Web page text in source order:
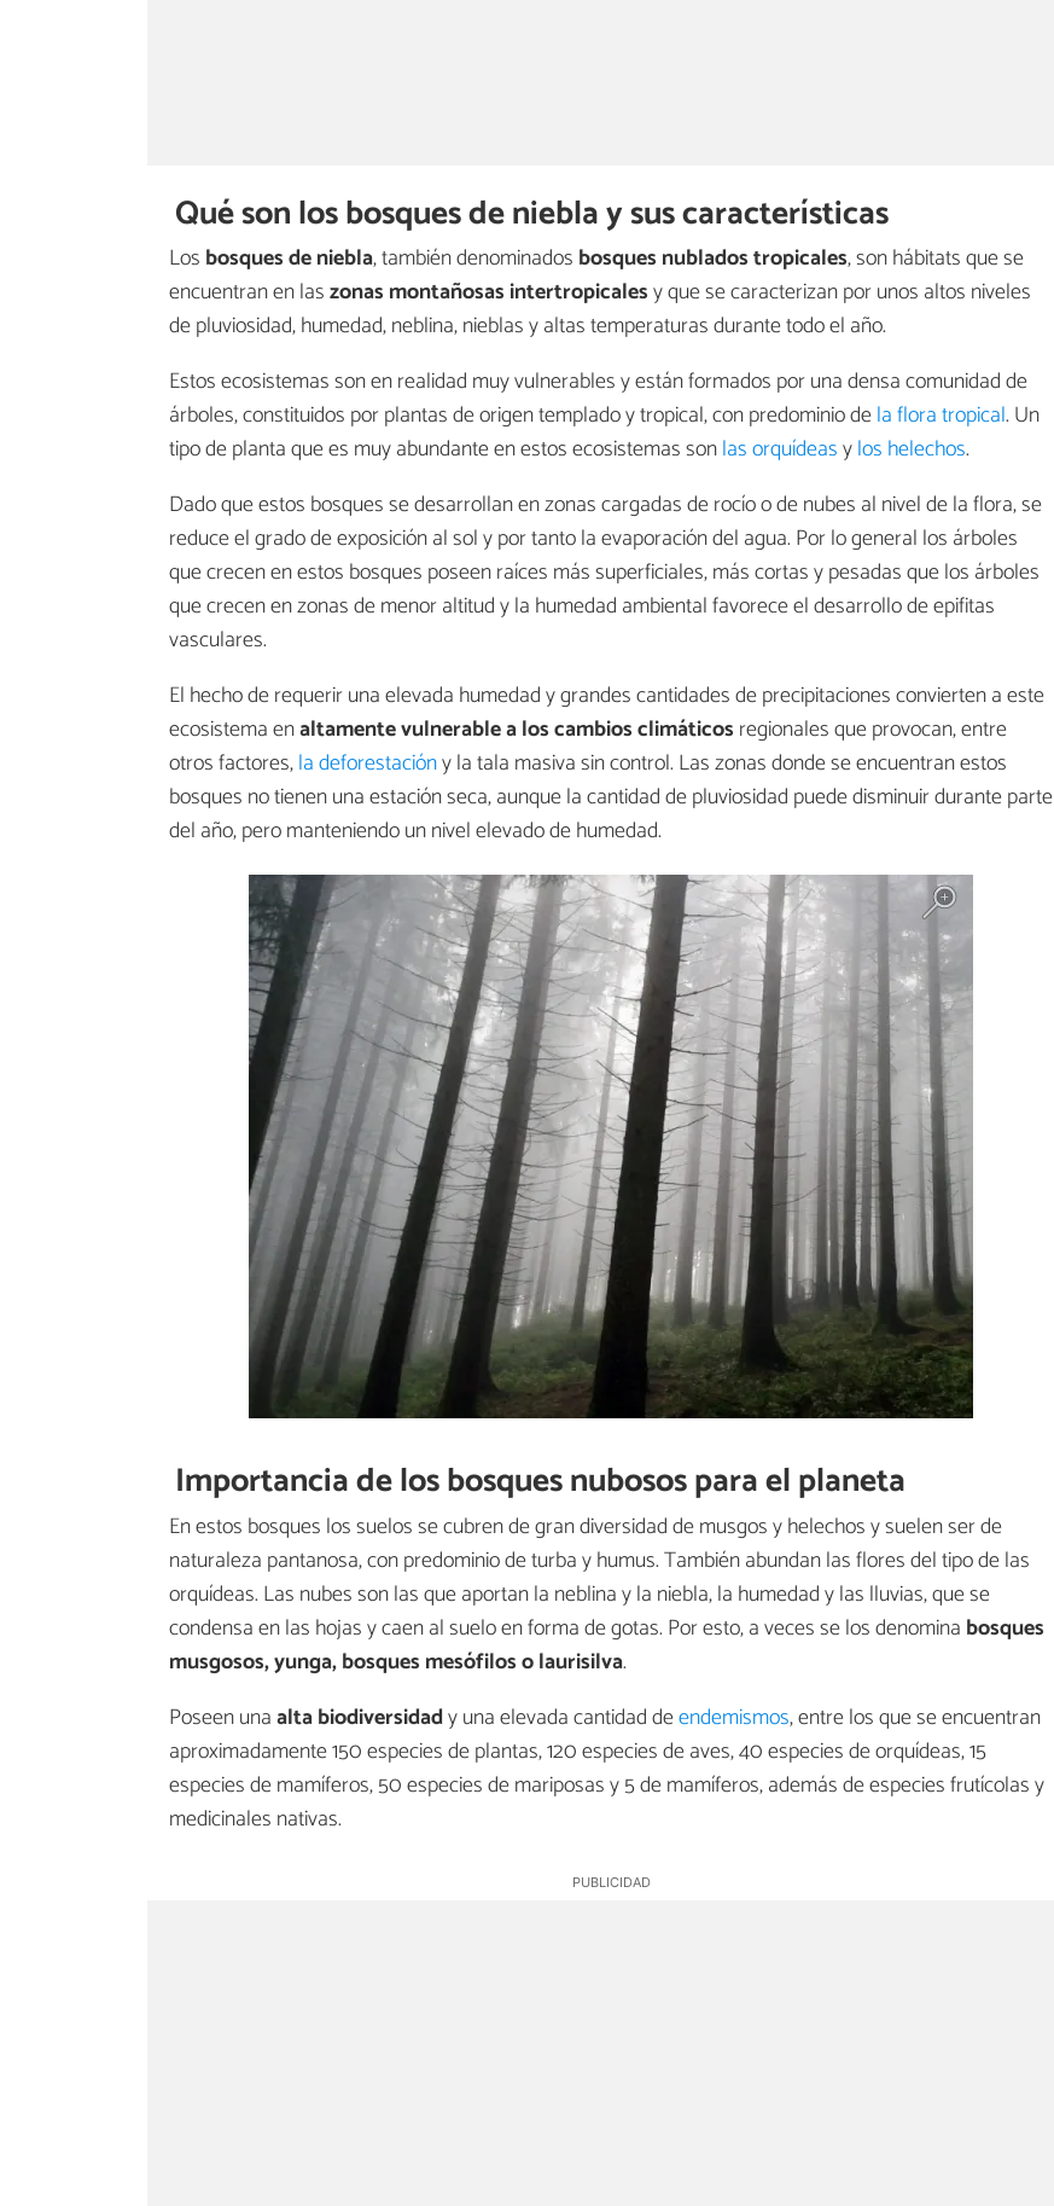
Qué son los bosques de niebla y sus características
Los bosques de niebla, también denominados bosques nublados tropicales, son hábitats que se
encuentran en laszonas montañosas intertropicalesy que se caracterizan por unos altos niveles
de pluviosidad, humedad, neblina, nieblas y altas temperaturas durante todo el año.
Estos ecosistemas son en realidad muy vulnerables y están formados por una densa comunidad de
árboles, constituidos por plantas de origen templado y tropical, con predominio dela flora tropical. Un
tipo de planta que es muy abundante en estos ecosistemas sonlas orquídeasylos helechos.
Dado que estos bosques se desarrollan en zonas cargadas de rocío o de nubes al nivel de la flora, se
reduce el grado de exposición al sol y por tanto la evaporación del agua. Por lo general los árboles
que crecen en estos bosques poseen raíces más superficiales, más cortas y pesadas que los árboles
que crecen en zonas de menor altitud y la humedad ambiental favorece el desarrollo de epifitas
vasculares.
El hecho de requerir una elevada humedad y grandes cantidades de precipitaciones convierten a este
ecosistema enaltamente vulnerable a los cambios climáticos regionales que provocan, entre
otros factores,la deforestacióny la tala masiva sin control. Las zonas donde se encuentran estos
bosques no tienen una estación seca, aunque la cantidad de pluviosidad puede disminuir durante parte
del año, pero manteniendo un nivel elevado de humedad.
Importancia de los bosques nubosos para el planeta
En estos bosques los suelos se cubren de gran diversidad de musgos y helechos y suelen ser de
naturaleza pantanosa, con predominio de turba y humus. También abundan las flores del tipo de las
orquídeas. Las nubes son las que aportan la neblina y la niebla, la humedad y las lluvias, que se
condensa en las hojas y caen al suelo en forma de gotas. Por esto, a veces se los denomina bosques
musgosos, yunga, bosques mesófilos o laurisilva.
Poseen unaalta biodiversidady una elevada cantidad deendemismos, entre los que se encuentran
aproximadamente 150 especies de plantas, 120 especies de aves, 40 especies de orquídeas, 15
especies de mamíferos, 50 especies de mariposas y 5 de mamíferos, además de especies frutícolas y
medicinales nativas.